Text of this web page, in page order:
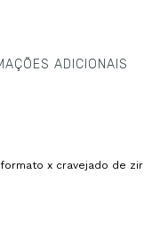
ADICIONAIS
x cravejado de